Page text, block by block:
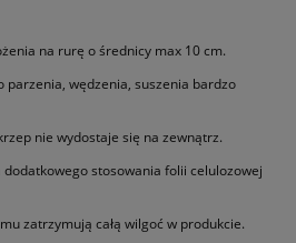
na rurę o średnicy max 10 cm.
parzenia, wędzenia, suszenia bardzo
nie wydostaje się na zewnątrz.
dodatkowego stosowania folii celulozowej
zatrzymują całą wilgoć w produkcie.